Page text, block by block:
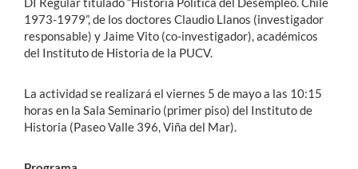
Alumni
English
1973-1979”, de los doctores Claudio Llanos (investigador
responsable) y Jaime Vito (co-investigador), académicos
del Instituto de Historia de la PUCV.
La actividad se realizará el viernes 5 de mayo a las 10:15
horas en la Sala Seminario (primer piso) del Instituto de
Historia (Paseo Valle 396, Viña del Mar).